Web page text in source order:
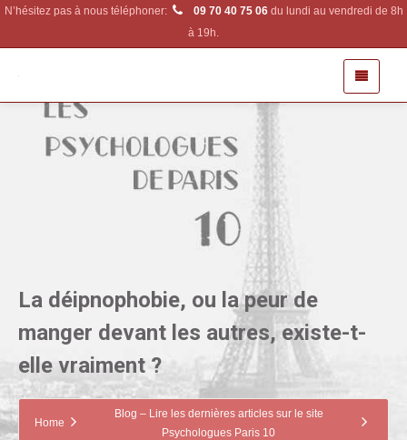
N’hésitez pas à nous téléphoner: 09 70 40 75 06du lundi au vendredi de 8h
à 19h.
La déipnophobie, ou la peur de
manger devant les autres, existe-t-
elle vraiment ?
Home
Blog – Lire les dernières articles sur le site
Psychologues Paris 10